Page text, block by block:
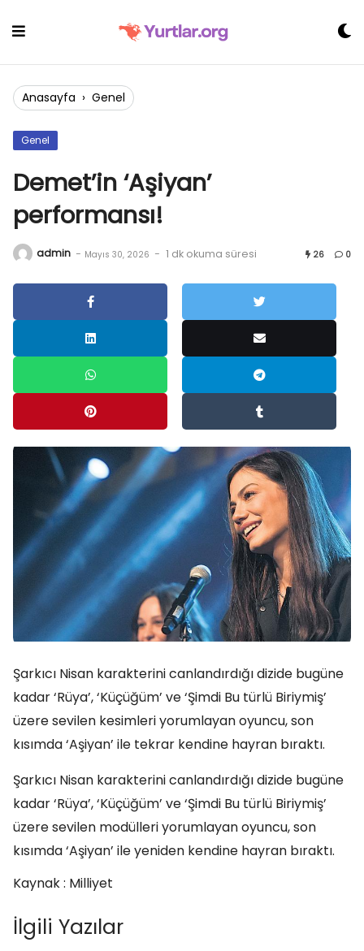
Anasayfa › Genel
Genel
Demet’in ‘Aşiyan’
performansı!
admin - Mayıs 30, 2026 - 1 dk okuma süresi 26 0
Şarkıcı Nisan karakterini canlandırdığı dizide bugüne
kadar ‘Rüya’, ‘Küçüğüm’ ve ‘Şimdi Bu türlü Biriymiş’
üzere sevilen kesimleri yorumlayan oyuncu, son
kısımda ‘Aşiyan’ ile tekrar kendine hayran bıraktı.
Şarkıcı Nisan karakterini canlandırdığı dizide bugüne
kadar ‘Rüya’, ‘Küçüğüm’ ve ‘Şimdi Bu türlü Biriymiş’
üzere sevilen modülleri yorumlayan oyuncu, son
kısımda ‘Aşiyan’ ile yeniden kendine hayran bıraktı.
Kaynak : Milliyet
İlgili Yazılar